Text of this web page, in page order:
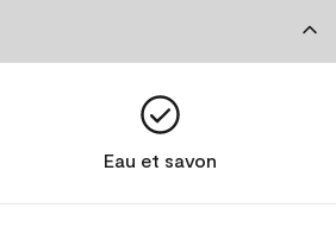
Eau et savon